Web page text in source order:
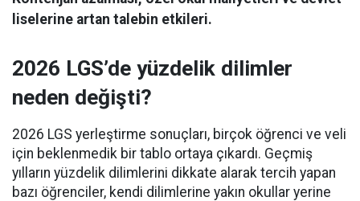
liselerine artan talebin etkileri.
2026 LGS’de yüzdelik dilimler
neden değişti?
2026 LGS yerleştirme sonuçları, birçok öğrenci ve veli
için beklenmedik bir tablo ortaya çıkardı. Geçmiş
yılların yüzdelik dilimlerini dikkate alarak tercih yapan
bazı öğrenciler, kendi dilimlerine yakın okullar yerine